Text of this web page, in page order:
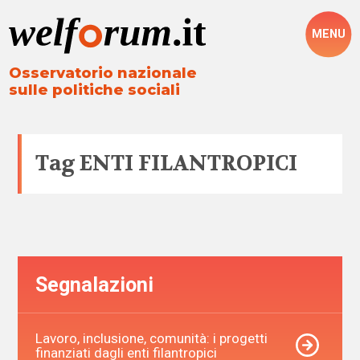
Osservatorio nazionale
sulle politiche sociali
MENU
TagENTI FILANTROPICI
Segnalazioni
Lavoro, inclusione, comunità: i progetti
finanziati dagli enti filantropici